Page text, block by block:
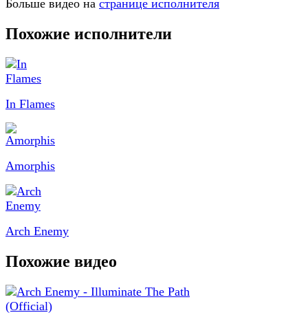
Больше видео на странице исполнителя
Похожие исполнители
In Flames
Amorphis
Arch Enemy
Похожие видео